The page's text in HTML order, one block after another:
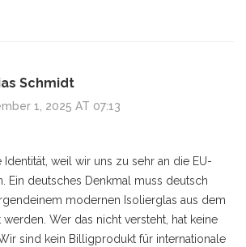
Schmidt
1, 2025 AT 07:13
weil wir uns zu sehr an die EU-
Ein deutsches Denkmal muss deutsch
modernen Isolierglas aus dem
Wer das nicht versteht, hat keine
sind kein Billigprodukt für internationale